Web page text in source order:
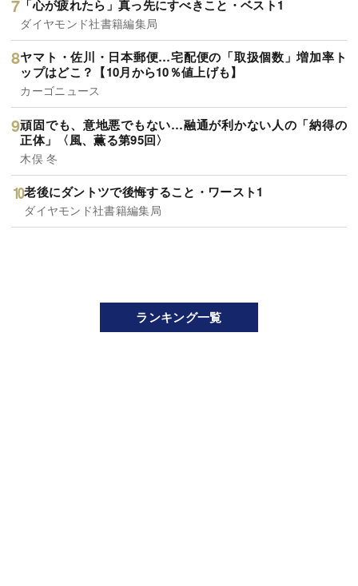
「心が疲れたら」真っ先にすべきこと・ベスト1
ダイヤモンド社書籍編集局
ヤマト・佐川・日本郵便…宅配便の「取扱個数」増加率ト
ップはどこ？【10月から10％値上げも】
カーゴニュース
頑固でも、意地悪でもない…融通が利かない人の「納得の
正体」〈風、薫る第95回〉
木俣 冬
老後にダントツで後悔すること・ワースト1
ダイヤモンド社書籍編集局
ランキング一覧